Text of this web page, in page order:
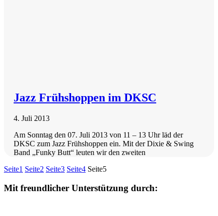
Jazz Frühshoppen im DKSC
4. Juli 2013
Am Sonntag den 07. Juli 2013 von 11 – 13 Uhr läd der
DKSC zum Jazz Frühshoppen ein. Mit der Dixie & Swing
Band „Funky Butt“ leuten wir den zweiten
Seite1 Seite2 Seite3 Seite4 Seite5
Mit freundlicher Unterstützung durch: